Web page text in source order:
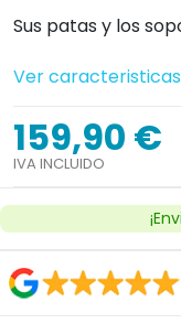
Sus patas y los
Ver caracteristicas
159,90 €
IVA INCLUIDO